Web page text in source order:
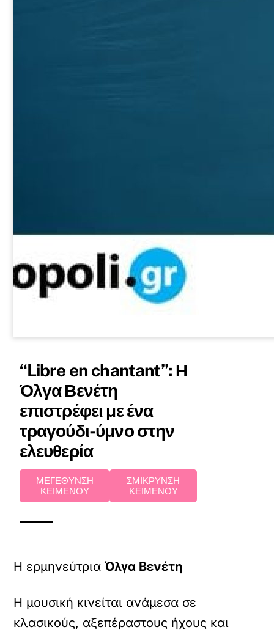
“Libre en chantant”: Η
Όλγα Βενέτη
επιστρέφει με ένα
τραγούδι-ύμνο στην
ελευθερία
ΜΕΓΕΘΥΝΣΗ
ΚΕΙΜΕΝΟΥ
ΣΜΙΚΡΥΝΣΗ
ΚΕΙΜΕΝΟΥ
Η ερμηνεύτριαΌλγα Βενέτη
Η μουσική κινείται ανάμεσα σε
κλασικούς, αξεπέραστους ήχους και